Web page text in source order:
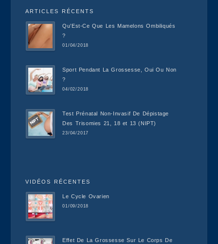
ARTICLES RÉCENTS
Qu’Est-Ce Que Les Mamelons Ombiliqués
?
01/04/2018
Sport Pendant La Grossesse, Oui Ou Non
?
04/02/2018
Test Prénatal Non-Invasif De Dépistage
Des Trisomies 21, 18 et 13 (NIPT)
23/04/2017
VIDÉOS RÉCENTES
Le Cycle Ovarien
01/09/2018
Effet De La Grossesse Sur Le Corps De